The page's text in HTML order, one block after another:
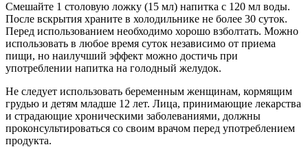
Смешайте 1 столовую ложку (15 мл) напитка с 120 мл воды.
После вскрытия храните в холодильнике не более 30 суток.
Перед использованием необходимо хорошо взболтать. Можно
использовать в любое время суток независимо от приема
пищи, но наилучший эффект можно достичь при
употреблении напитка на голодный желудок.
Не следует использовать беременным женщинам, кормящим
грудью и детям младше 12 лет. Лица, принимающие лекарства
и страдающие хроническими заболеваниями, должны
проконсультироваться со своим врачом перед употреблением
продукта.